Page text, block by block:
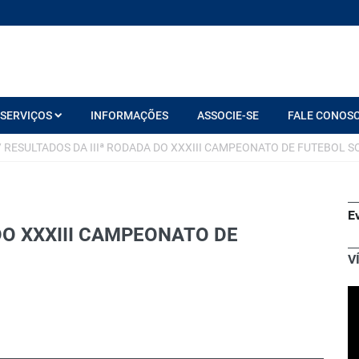
SERVIÇOS INFORMAÇÕES ASSOCIE-SE FALE
RESULTADOS DA IIIª RODADA DO XXXIII CAMPEONATO DE FUTEBOL
XXXIII CAMPEONATO DE